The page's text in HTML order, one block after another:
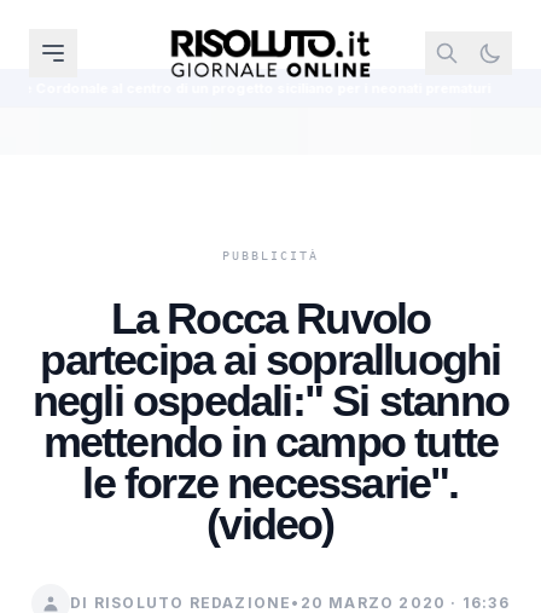
La Rocca Ruvolo
partecipa ai sopralluoghi
negli ospedali:" Si stanno
mettendo in campo tutte
le forze necessarie".
(video)
DI RISOLUTO REDAZIONE • 20 MARZO 2020 · 16:36